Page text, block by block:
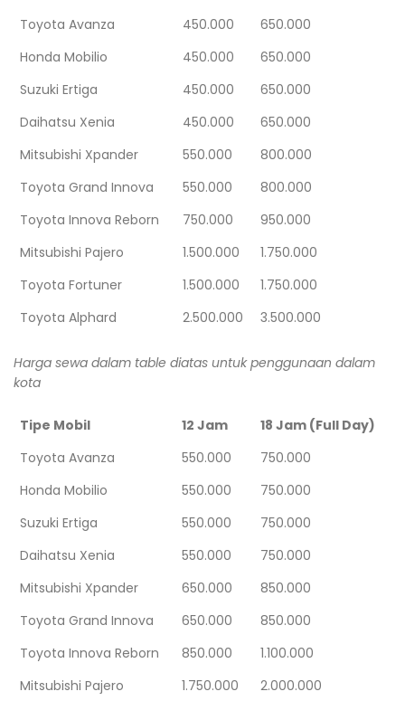
Toyota Avanza
450.000
650.000
Honda Mobilio
450.000
650.000
Suzuki Ertiga
450.000
650.000
Daihatsu Xenia
450.000
650.000
Mitsubishi Xpander
550.000
800.000
Toyota Grand Innova
550.000
800.000
Toyota Innova Reborn
750.000
950.000
Mitsubishi Pajero
1.500.000
1.750.000
Toyota Fortuner
1.500.000
1.750.000
Toyota Alphard
2.500.000 3.500.000
Harga sewa dalam table diatas untuk penggunaan dalam
kota
Tipe Mobil 12 Jam
18 Jam (Full Day)
Toyota Avanza
550.000
750.000
Honda Mobilio
550.000
750.000
Suzuki Ertiga
550.000
750.000
Daihatsu Xenia
550.000
750.000
Mitsubishi Xpander
650.000
850.000
Toyota Grand Innova
650.000
850.000
Toyota Innova Reborn
850.000
1.100.000
Mitsubishi Pajero
1.750.000
2.000.000